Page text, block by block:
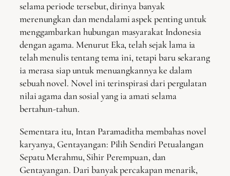
selama periode tersebut, dirinya banyak
merenungkan dan mendalami aspek penting untuk
menggambarkan hubungan masyarakat Indonesia
dengan agama. Menurut Eka, telah sejak lama ia
telah menulis tentang tema ini, tetapi baru sekarang
ia merasa siap untuk menuangkannya ke dalam
sebuah novel. Novel ini terinspirasi dari pergulatan
nilai agama dan sosial yang ia amati selama
bertahun-tahun.
Sementara itu, Intan Paramaditha membahas novel
karyanya, Gentayangan: Pilih Sendiri Petualangan
Sepatu Merahmu, Sihir Perempuan, dan
Gentayangan. Dari banyak percakapan menarik,